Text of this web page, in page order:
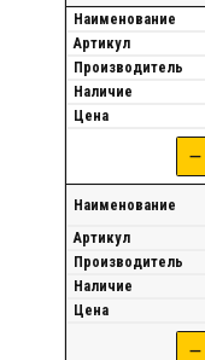
Наименование
Артикул
Производитель
Наличие
Цена
—
Наименование
Артикул
Производитель
Наличие
Цена
—